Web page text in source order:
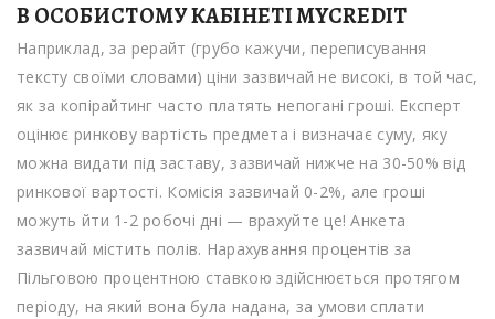
В ОСОБИСТОМУ КАБІНЕТІ MYCREDIT
Наприклад, за рерайт (грубо кажучи, переписування
тексту своїми словами) ціни зазвичай не високі, в той час,
як за копірайтинг часто платять непогані гроші. Експерт
оцінює ринкову вартість предмета і визначає суму, яку
можна видати під заставу, зазвичай нижче на 30-50% від
ринкової вартості. Комісія зазвичай 0-2%, але гроші
можуть йти 1-2 робочі дні — врахуйте це! Анкета
зазвичай містить полів. Нарахування процентів за
Пільговою процентною ставкою здійснюється протягом
періоду, на який вона була надана, за умови сплати